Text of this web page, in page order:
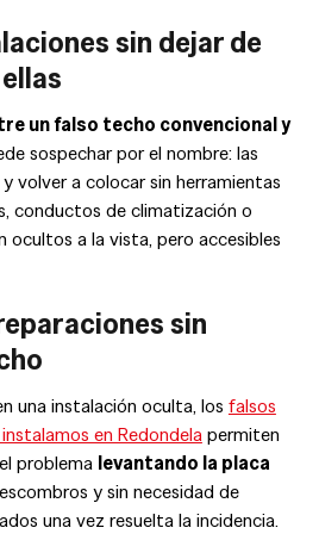
sin dejar de
un falso techo convencional y
sospechar por el nombre: las
volver a colocar sin herramientas
conductos de climatización o
ocultos a la vista, pero accesibles
sin
una instalación oculta, los falsos
en Redondelapermiten
problema levantando la placa
y sin necesidad de
una vez resuelta la incidencia.